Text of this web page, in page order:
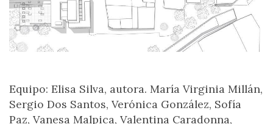
Equipo: Elisa Silva, autora. María Virginia Millán,
Sergio Dos Santos, Verónica González, Sofía
Paz, Vanesa Malpica, Valentina Caradonna,